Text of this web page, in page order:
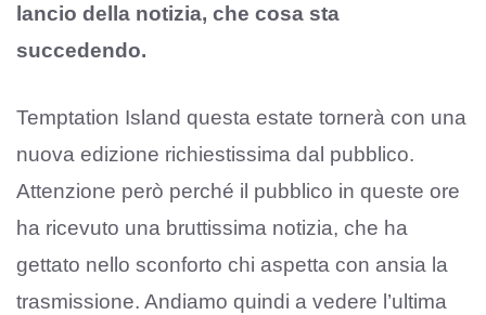
lancio della notizia, che cosa sta
succedendo.
Temptation Island questa estate tornerà con una
nuova edizione richiestissima dal pubblico.
Attenzione però perché il pubblico in queste ore
ha ricevuto una bruttissima notizia, che ha
gettato nello sconforto chi aspetta con ansia la
trasmissione. Andiamo quindi a vedere l’ultima